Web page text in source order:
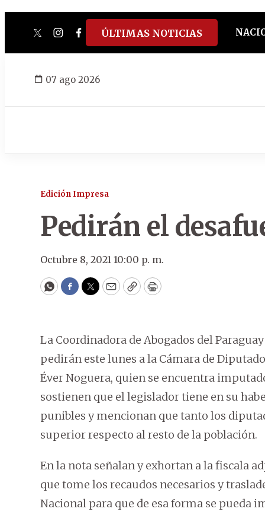
twitterinstagram
facebook
tiktokyoutube
spotify
ÚLTIMAS NOTICIAS
07 ago 2026
Edición Impresa
Pedirán el
Octubre 8, 2021 10:00 p. m.
WhatsApp
Facebook
Twitter
EmailCopyPrint
La Coordinadora de Abogados del
pedirán este lunes a la Cámara de
Éver Noguera, quien se encuentra
sostienen que el legislador tiene en su
punibles y mencionan que tanto los
superior respecto al resto de la población.
En la nota señalan y exhortan a la fiscala
que tome los recaudos necesarios y
Nacional para que de esa forma se pueda